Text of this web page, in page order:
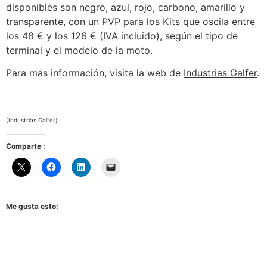
disponibles son negro, azul, rojo, carbono, amarillo y
transparente, con un PVP para los Kits que oscila entre
los 48 € y los 126 € (IVA incluido), según el tipo de
terminal y el modelo de la moto.
Para más información, visita la web de Industrias Galfer.
(Industrias Galfer)
Comparte :
Me gusta esto: